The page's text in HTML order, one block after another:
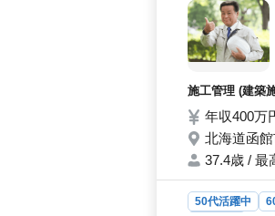
世帯用住居の
く取れるため
ポート体制が
施工管理 (建築
年収400万
北海道函
37.4歳 / 最
50代活躍中